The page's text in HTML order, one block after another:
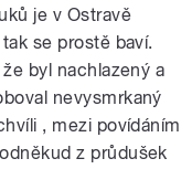
je v Ostravě
se prostě baví.
byl nachlazený a
nevysmrkaný
, mezi povídáním
z průdušek